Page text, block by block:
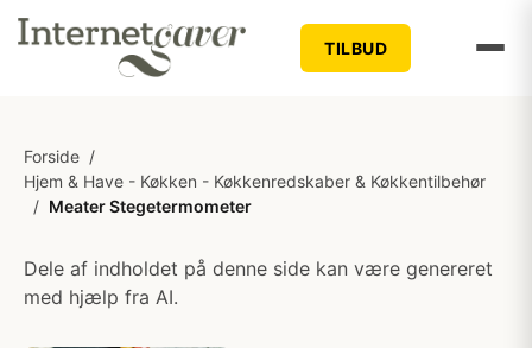
TILBUD
Forside /
Hjem & Have - Køkken - Køkkenredskaber & Køkkentilbehør
/ Meater Stegetermometer
Dele af indholdet på denne side kan være genereret
med hjælp fra AI.